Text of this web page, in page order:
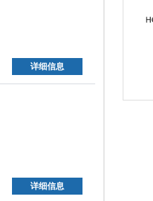
详细信息
详细信息